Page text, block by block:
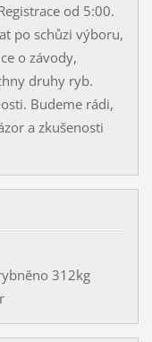
od 5:00.
po schůzi výboru,
o závody,
druhy ryb.
Budeme rádi,
a zkušenosti
312kg